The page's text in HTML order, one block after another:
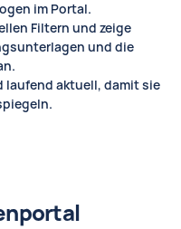
im Portal.
Filtern und zeige
und die
laufend aktuell, damit sie